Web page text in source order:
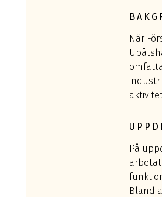
När
På
Bland